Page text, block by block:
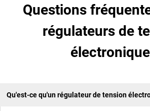
Questions
régulateurs de
Qu'est-ce qu'un régulateur de tension